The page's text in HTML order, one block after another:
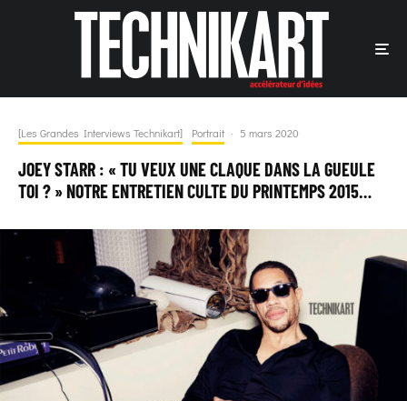
[Les Grandes Interviews Technikart] Portrait · 5 mars 2020
JOEY STARR : « TU VEUX UNE CLAQUE DANS LA GUEULE
TOI ? » NOTRE ENTRETIEN CULTE DU PRINTEMPS 2015…